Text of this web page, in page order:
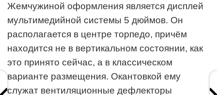
Жемчужиной оформления является дисплей
мультимедийной системы 5 дюймов. Он
располагается в центре торпедо, причём
находится не в вертикальном состоянии, как
это принято сейчас, а в классическом
варианте размещения. Окантовкой ему
служат вентиляционные дефлекторы